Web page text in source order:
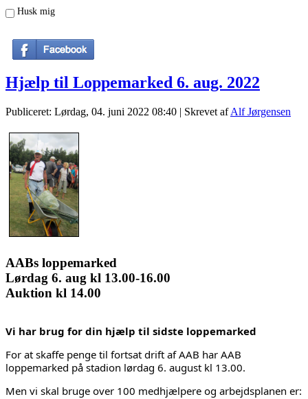
Husk mig
Hjælp til Loppemarked 6. aug. 2022
Publiceret: Lørdag, 04. juni 2022 08:40 | Skrevet afAlf Jørgensen
AABs loppemarked
Lørdag 6. aug kl 13.00-16.00
Auktion kl 14.00
Vi har brug for din hjælp til sidste loppemarked
For at skaffe penge til fortsat drift af AAB har AAB
loppemarked på stadion lørdag 6. august kl 13.00.
Men vi skal bruge over 100 medhjælpere og arbejdsplanen er: